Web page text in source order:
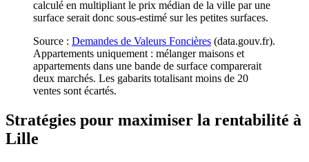
calculé en multipliant le prix médian de la ville par une
surface serait donc sous-estimé sur les petites surfaces.
Source : Demandes de Valeurs Foncières (data.gouv.fr).
Appartements uniquement : mélanger maisons et
appartements dans une bande de surface comparerait
deux marchés. Les gabarits totalisant moins de 20
ventes sont écartés.
Stratégies pour maximiser la rentabilité à
Lille